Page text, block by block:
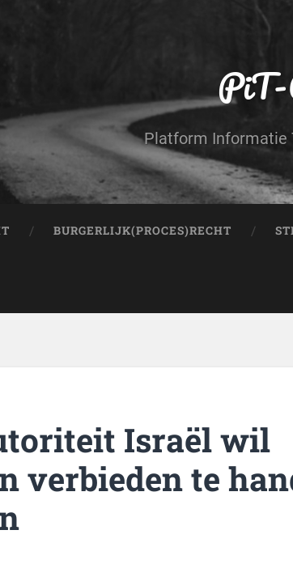
Platform Informatie
BURGERLIJK(PROCES)RECHT
Israël wil
verbieden te